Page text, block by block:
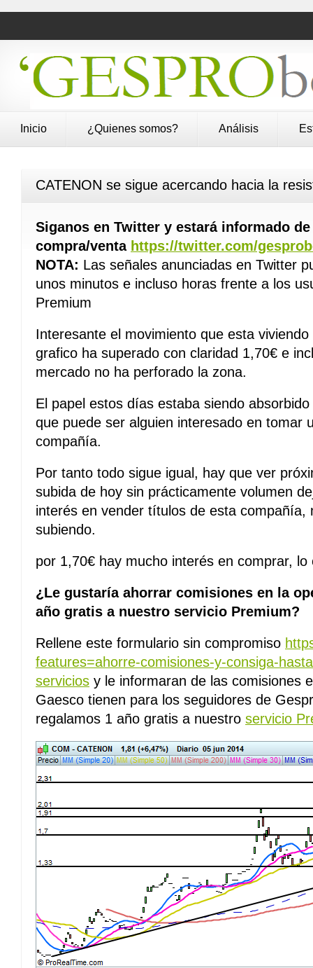
Inicio ¿Quienes somos? Análisis
CATENON se sigue acercando hacia la
Siganos en Twitter y estará informado
compra/venta https://twitter.com/
NOTA: Las señales anunciadas en Twitter
unos minutos e incluso horas frente a los
Premium
Interesante el movimiento que esta
grafico ha superado con claridad 1,70€ e
mercado no ha perforado la zona.
El papel estos días estaba siendo
que puede ser alguien interesado en tomar
compañía.
Por tanto todo sigue igual, hay que ver
subida de hoy sin prácticamente volumen
interés en vender títulos de esta compañía,
subiendo.
por 1,70€ hay mucho interés en comprar, lo
¿Le gustaría ahorrar comisiones en la
año gratis a nuestro servicio Premium?
Rellene este formulario sin compromiso
features=ahorre-comisiones-y-consiga-
servicios y le informaran de las comisiones
Gaesco tienen para los seguidores de
regalamos 1 año gratis a nuestro servicio